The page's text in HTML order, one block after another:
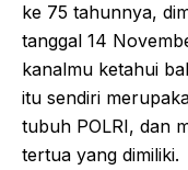
ke 75 tahunnya,
tanggal 14
kanalmu ketahui
itu sendiri
tubuh POLRI, dan
tertua yang dimiliki.